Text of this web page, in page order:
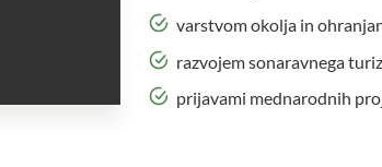
varstvom okolja in
razvojem sonaravnega
prijavami mednarodnih